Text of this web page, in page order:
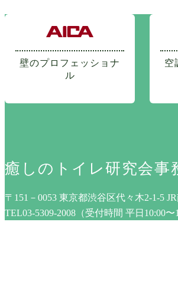
壁のプロフェッショナ
ル
空
癒しのトイレ研究会事
〒151－0053 東京都渋谷区代々木2-1-5
TEL03-5309-2008（受付時間 平日10:00〜